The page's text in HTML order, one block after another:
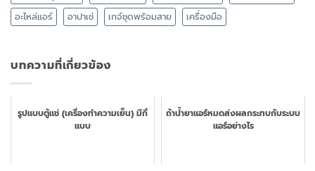
อะไหล่แอร์
อาปาเช่ เกจ์ชุดพร้อมสาย เครื่องมือ
บทความที่เกี่ยวข้อง
รูปแบบตู้แช่ (เครื่องทำความเย็น) มีกี่
แบบ
ถ้าน้ำยาแอร์หมดส่งผลกระทบกับระบบ
แอร์อย่างไร